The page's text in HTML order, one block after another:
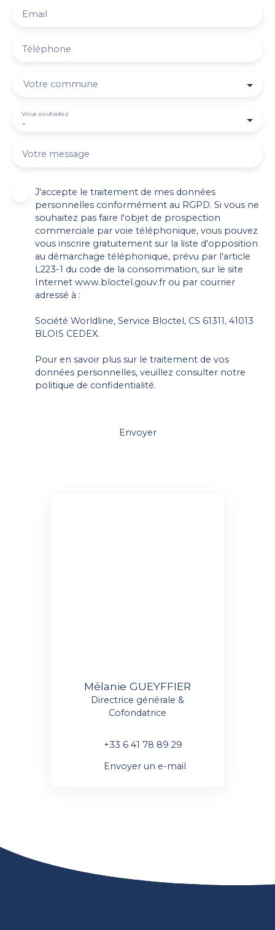
Email
Téléphone
Votre commune
-
Vous souhaitez
Votre message
J'accepte le traitement de mes données
personnelles conformément au RGPD. Si vous ne
souhaitez pas faire l'objet de prospection
commerciale par voie téléphonique, vous pouvez
vous inscrire gratuitement sur la liste d'opposition
au démarchage téléphonique, prévu par l'article
L223-1 du code de la consommation, sur le site
Internet www.bloctel.gouv.fr ou par courrier
adressé à :
Société Worldline, Service Bloctel, CS 61311, 41013
BLOIS CEDEX.
Pour en savoir plus sur le traitement de vos
données personnelles, veuillez consulter notre
politique de confidentialité.
Envoyer
Mélanie GUEYFFIER
Directrice générale &
Cofondatrice
+33 6 41 78 89 29
Envoyer un e-mail